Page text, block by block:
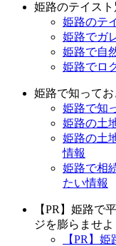
姫路のテイス
姫路のテ
姫路でガ
姫路で自
姫路でロ
姫路で知って
姫路で知
姫路の土
姫路の土
情報
姫路で相
たい情報
【PR】姫路で
ジを膨らませよ
【PR】